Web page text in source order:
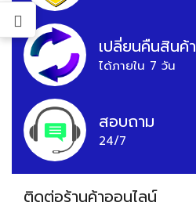
เปลี่ยนคืนสินค้า
ได้ภายใน 7 วัน
สอบถาม
24/7
ติดต่อร้านค้าออนไลน์